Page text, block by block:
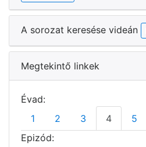
A sorozat keresése videán
Megtekintő linkek
Évad:
1
2 3 4 5
Epizód: